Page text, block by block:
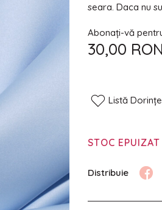
seara. Daca nu
Abonați-vă
30,00
Listă Dorințe
STOC EPUIZAT